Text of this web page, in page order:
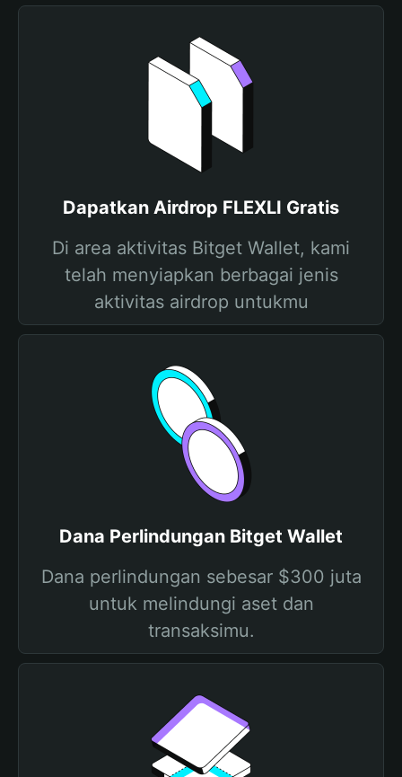
Dapatkan Airdrop FLEXLI Gratis
Di area aktivitas Bitget Wallet, kami
telah menyiapkan berbagai jenis
aktivitas airdrop untukmu
Dana Perlindungan Bitget Wallet
Dana perlindungan sebesar $300 juta
untuk melindungi aset dan
transaksimu.